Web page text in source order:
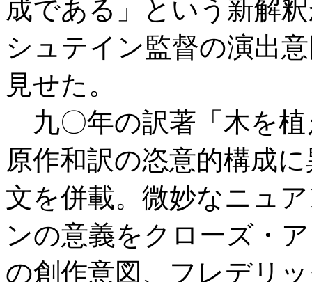
成である」という新解
シュテイン監督の演出
見せた。
九〇年の訳著「木を
原作和訳の恣意的構成
文を併載。微妙なニュ
ンの意義をクローズ・
の創作意図、フレデリ